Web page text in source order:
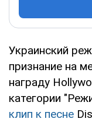
Украинский
признание на
награду
категории
клип к песне